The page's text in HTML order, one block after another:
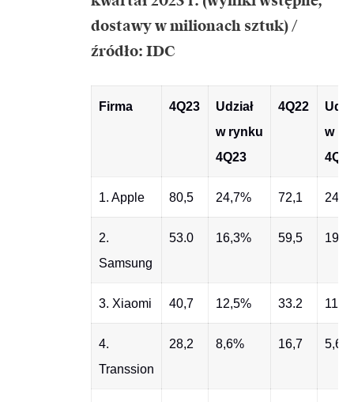
dostawy w milionach sztuk) /
źródło: IDC
Firma 4Q23
Udział
w rynku
4Q23
4Q22
w
1. Apple 80,5 24,7% 72,1
2.
Samsung
53.0 16,3% 59,5
3. Xiaomi 40,7 12,5% 33.2
4.
Transsion
28,2 8,6% 16,7 5,6%